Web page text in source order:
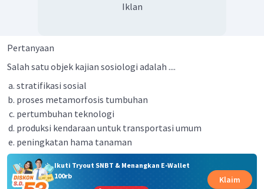
Iklan
Pertanyaan
Salah satu objek kajian sosiologi adalah ....
stratifikasi sosial
proses metamorfosis tumbuhan
pertumbuhan teknologi
produksi kendaraan untuk transportasi umum
peningkatan hama tanaman
Ikuti Tryout SNBT & Menangkan E-Wallet
100rb
Klaim